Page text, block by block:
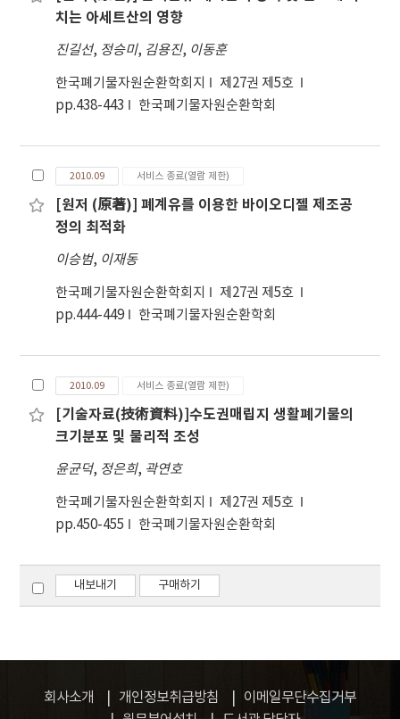
치는 아세트산의 영향
진길선, 정승미, 김용진, 이동훈
한국폐기물자원순환학회지
제27권 제5호
pp.438-443
한국폐기물자원순환학회
2010.09 서비스 종료(열람 제한)
[원저 (原著)] 폐계유를 이용한 바이오디젤 제조공
정의 최적화
이승범, 이재동
한국폐기물자원순환학회지
제27권 제5호
pp.444-449
한국폐기물자원순환학회
2010.09 서비스 종료(열람 제한)
[기술자료(技術資料)]수도권매립지 생활폐기물의
크기분포 및 물리적 조성
윤균덕, 정은희, 곽연호
한국폐기물자원순환학회지
제27권 제5호
pp.450-455
한국폐기물자원순환학회
내보내기 구매하기
회사소개 개인정보취급방침
이메일무단수집거부